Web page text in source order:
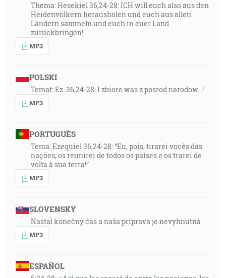
Thema: Hesekiel 36,24-28: ICH will euch also aus den
Heidenvölkern herausholen und euch aus allen
Ländern sammeln und euch in euer Land
zurückbringen!
MP3
POLSKI
Temat: Ez. 36,24-28: I zbiore was z posrod narodow...!
MP3
PORTUGUÊS
Tema: Ezequiel 36,24-28: “Eu, pois, tirarei vocês das
nações, os reunirei de todos os países e os trarei de
volta à sua terra!”
MP3
SLOVENSKY
Nastal konečný čas a naša príprava je nevyhnutná
MP3
ESPAÑOL